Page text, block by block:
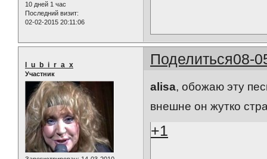
10 дней 1 час
Последний визит:
02-02-2015 20:11:06
Поделиться08-
l_u_b_i_r_a_x
Участник
alisa, обожаю эту
внешне он жутко
+1